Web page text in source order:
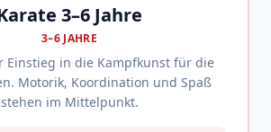
3–6 Jahre
3–6 JAHRE
Einstieg in die Kampfkunst für die
Motorik, Koordination und Spaß
stehen im Mittelpunkt.